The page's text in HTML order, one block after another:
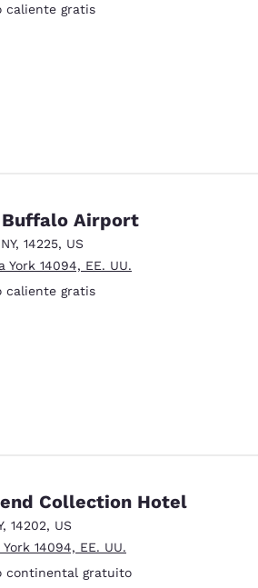
caliente gratis
1848 reseñas
Buffalo Airport
NY, 14225, US
14094, EE. UU.
caliente gratis
620 reseñas
Collection Hotel
, 14202, US
14094, EE. UU.
continental gratuito